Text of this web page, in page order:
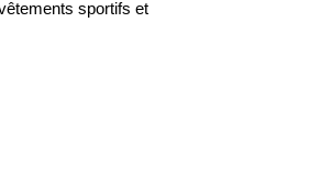
sportifs et